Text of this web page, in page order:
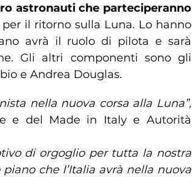
astronauti che parteciperanno
per il ritorno sulla Luna. Lo hanno
avrà il ruolo di pilota e sarà
Gli altri componenti sono gli
e Andrea Douglas.
nella nuova corsa alla Luna”,
e del Made in Italy e Autorità
di orgoglio per tutta la nostra
che l’Italia avrà nella nuova